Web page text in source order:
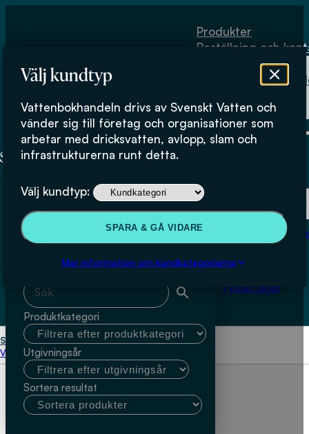
Välj kundtyp
Vattenbokhandeln drivs av Svenskt Vatten och
vänder sig till företag och organisationer som
arbetar med dricksvatten, avlopp, slam och
infrastrukturerna runt detta.
Välj kundtyp:
SPARA & GÅ VIDARE
Mer information om kundkategorierna
Produkter
Beställning och
Fysiskt lager
Beställning och kontakt
Om
Köpvillkor
Fysiskt lager
Start Andras Baky och Ola Palm
Välj kundtyp
Andras Baky och Ola Palm
Sök & filtrera
Sök med fritext
Produktkategori
Utgivningsår
Sortera resultat